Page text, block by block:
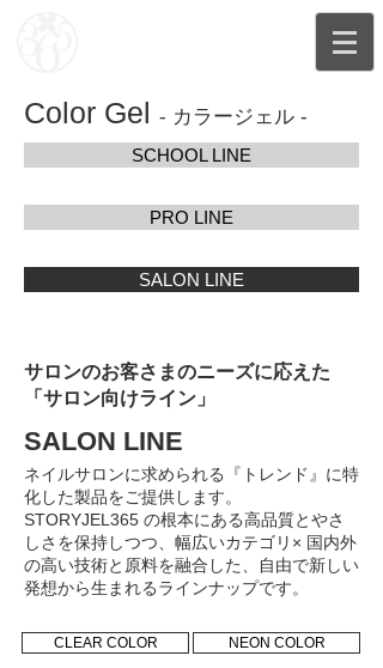
Color Gel - カラージェル -
SCHOOL LINE
PRO LINE
SALON LINE
サロンのお客さまのニーズに応えた
「サロン向けライン」
SALON LINE
ネイルサロンに求められる『トレンド』に特
化した製品をご提供します。
STORYJEL365 の根本にある高品質とやさ
しさを保持しつつ、幅広いカテゴリ× 国内外
の高い技術と原料を融合した、自由で新しい
発想から生まれるラインナップです。
CLEAR COLOR NEON COLOR